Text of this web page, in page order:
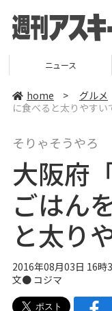
ニュース
home > グルメ
に食べると太りやすい
そりゃそうやろ
大阪府
ごはん
と太り
2016年08月03日 16時
文● コジマ